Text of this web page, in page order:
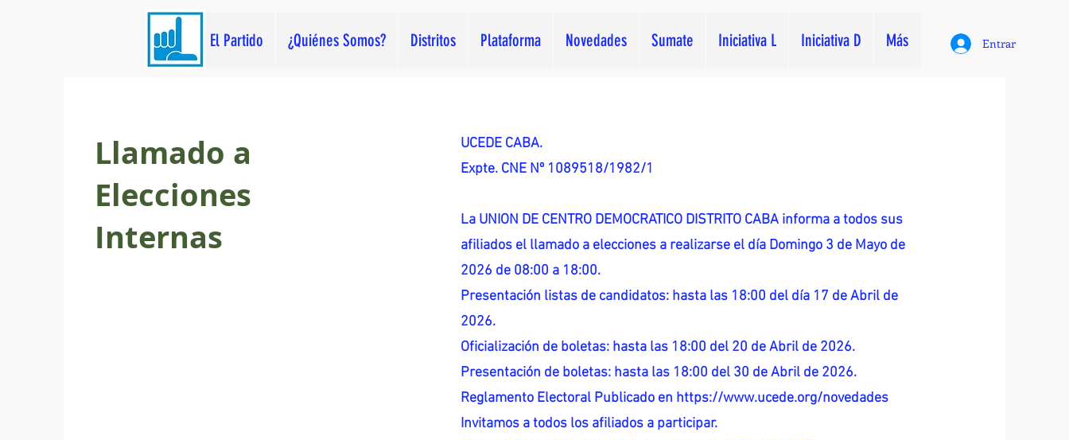
El Partido ¿Quiénes Somos? Distritos Plataforma Novedades Sumate Iniciativa L Iniciativa D Más Entrar
Llamado a
Elecciones
Internas
UCEDE CABA.
Expte. CNE Nº 1089518/1982/1
La UNION DE CENTRO DEMOCRATICO DISTRITO CABA informa a todos sus
afiliados el llamado a elecciones a realizarse el día Domingo 3 de Mayo de
2026 de 08:00 a 18:00.
Presentación listas de candidatos: hasta las 18:00 del día 17 de Abril de
2026.
Oficialización de boletas: hasta las 18:00 del 20 de Abril de 2026.
Presentación de boletas: hasta las 18:00 del 30 de Abril de 2026.
Reglamento Electoral Publicado en https://www.ucede.org/novedades
Invitamos a todos los afiliados a participar.